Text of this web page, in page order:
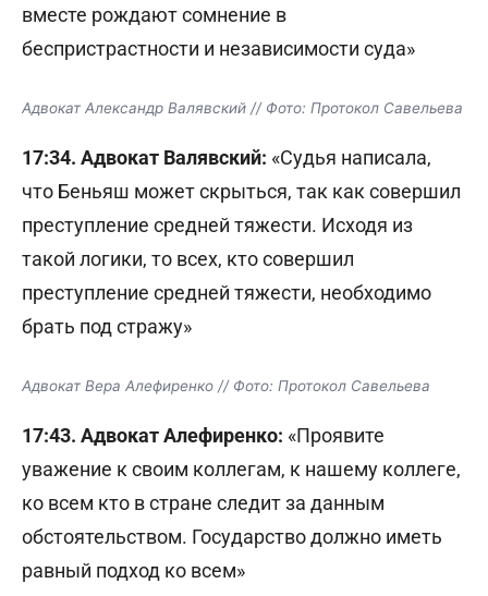
вместе рождают сомнение в
беспристрастности и независимости суда»
Адвокат Александр Валявский // Фото: Протокол Савельева
17:34. Адвокат Валявский: «Судья написала,
что Беньяш может скрыться, так как совершил
преступление средней тяжести. Исходя из
такой логики, то всех, кто совершил
преступление средней тяжести, необходимо
брать под стражу»
Адвокат Вера Алефиренко // Фото: Протокол Савельева
17:43. Адвокат Алефиренко: «Проявите
уважение к своим коллегам, к нашему коллеге,
ко всем кто в стране следит за данным
обстоятельством. Государство должно иметь
равный подход ко всем»